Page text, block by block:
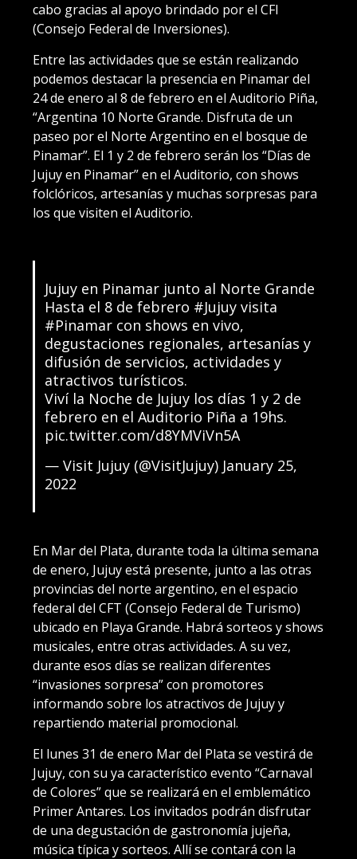
cabo gracias al apoyo brindado por el CFI
(Consejo Federal de Inversiones).
Entre las actividades que se están realizando
podemos destacar la presencia en Pinamar del
24 de enero al 8 de febrero en el Auditorio Piña,
“Argentina 10 Norte Grande. Disfruta de un
paseo por el Norte Argentino en el bosque de
Pinamar”. El 1 y 2 de febrero serán los “Días de
Jujuy en Pinamar” en el Auditorio, con shows
folclóricos, artesanías y muchas sorpresas para
los que visiten el Auditorio.
Jujuy en Pinamar junto al Norte Grande
Hasta el 8 de febrero #Jujuyvisita
#Pinamarcon shows en vivo,
degustaciones regionales, artesanías y
difusión de servicios, actividades y
atractivos turísticos.
Viví la Noche de Jujuy los días 1 y 2 de
febrero en el Auditorio Piña a 19hs.
pic.twitter.com/d8YMViVn5A
— Visit Jujuy (@VisitJujuy) January 25,
2022
En Mar del Plata, durante toda la última semana
de enero, Jujuy está presente, junto a las otras
provincias del norte argentino, en el espacio
federal del CFT (Consejo Federal de Turismo)
ubicado en Playa Grande. Habrá sorteos y shows
musicales, entre otras actividades. A su vez,
durante esos días se realizan diferentes
“invasiones sorpresa” con promotores
informando sobre los atractivos de Jujuy y
repartiendo material promocional.
El lunes 31 de enero Mar del Plata se vestirá de
Jujuy, con su ya característico evento “Carnaval
de Colores” que se realizará en el emblemático
Primer Antares. Los invitados podrán disfrutar
de una degustación de gastronomía jujeña,
música típica y sorteos. Allí se contará con la